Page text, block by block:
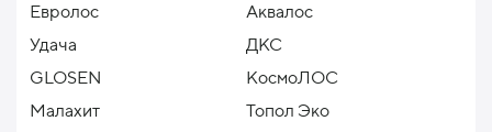
Евролос
Аквалос
Удача
ДКС
GLOSEN
КосмоЛОС
Малахит
Топол Эко